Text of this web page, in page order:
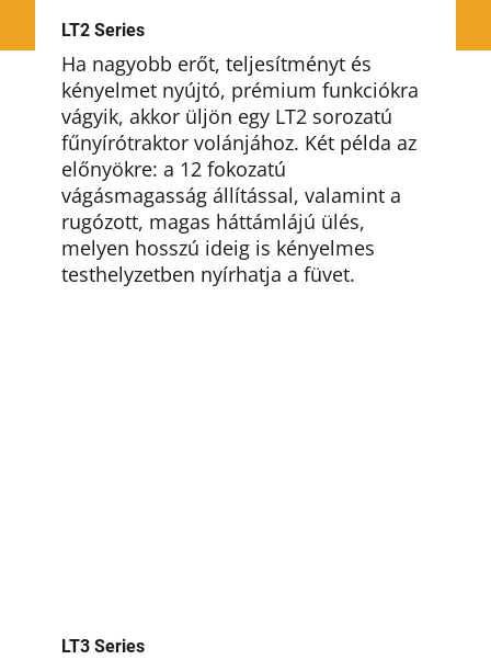
LT2 Series
Ha nagyobb erőt, teljesítményt és
kényelmet nyújtó, prémium funkciókra
vágyik, akkor üljön egy LT2 sorozatú
fűnyírótraktor volánjához. Két példa az
előnyökre: a 12 fokozatú
vágásmagasság állítással, valamint a
rugózott, magas háttámlájú ülés,
melyen hosszú ideig is kényelmes
testhelyzetben nyírhatja a füvet.
LT3 Series